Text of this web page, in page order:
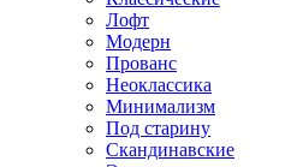
Лофт
Модерн
Прованс
Неоклассика
Минимализм
Под старину
Скандинавские